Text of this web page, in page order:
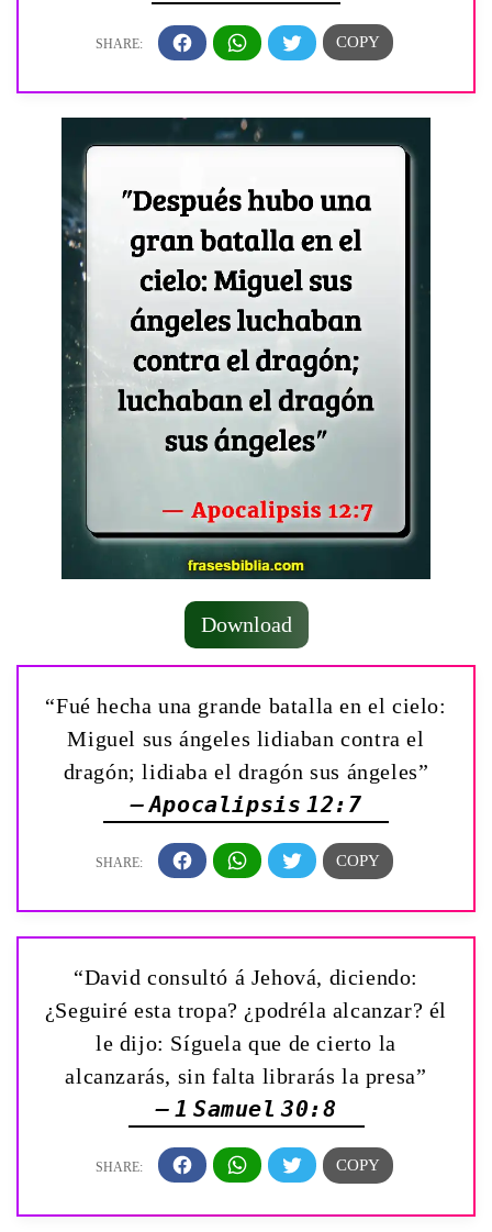
Download
“Fué hecha una grande batalla en el cielo:
Miguel sus ángeles lidiaban contra el
dragón; lidiaba el dragón sus ángeles”
— Apocalipsis 12:7
“David consultó á Jehová, diciendo:
¿Seguiré esta tropa? ¿podréla alcanzar? él
le dijo: Síguela que de cierto la
alcanzarás, sin falta librarás la presa”
— 1 Samuel 30:8